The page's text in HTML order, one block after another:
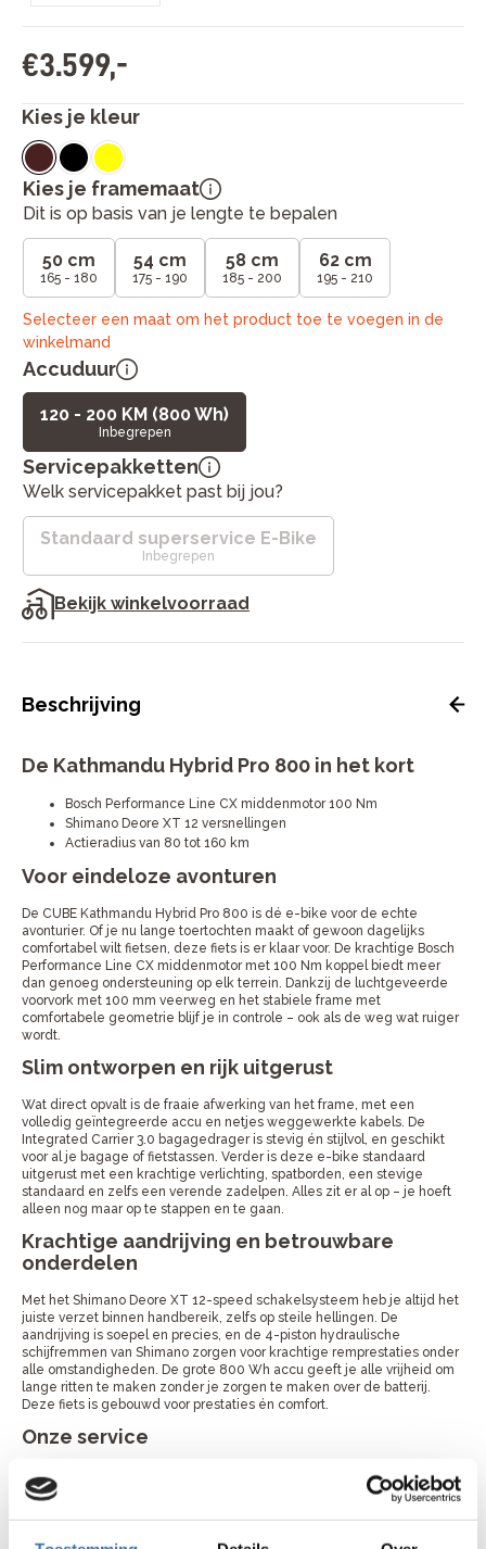
Kies je kleur
Kies je framemaat
Dit is op basis van je lengte te bepalen
50 cm
165 - 180
54 cm
175 - 190
58 cm
185 - 200
62 cm
195 - 210
Selecteer een maat om het product toe te voegen in de
winkelmand
Accuduur
120 - 200 KM (800 Wh)
Inbegrepen
Servicepakketten
Welk servicepakket past bij jou?
Standaard superservice E-Bike
Inbegrepen
Bekijk winkelvoorraad
€3.599,-
Beschrijving
De Kathmandu Hybrid Pro 800 in het kort
Bosch Performance Line CX middenmotor 100 Nm
Shimano Deore XT 12 versnellingen
Actieradius van 80 tot 160 km
Voor eindeloze avonturen
De CUBE Kathmandu Hybrid Pro 800 is dé e-bike voor de echte
avonturier. Of je nu lange toertochten maakt of gewoon dagelijks
comfortabel wilt fietsen, deze fiets is er klaar voor. De krachtige Bosch
Performance Line CX middenmotor met 100 Nm koppel biedt meer
dan genoeg ondersteuning op elk terrein. Dankzij de luchtgeveerde
voorvork met 100 mm veerweg en het stabiele frame met
comfortabele geometrie blijf je in controle – ook als de weg wat ruiger
wordt.
Slim ontworpen en rijk uitgerust
Wat direct opvalt is de fraaie afwerking van het frame, met een
volledig geïntegreerde accu en netjes weggewerkte kabels. De
Integrated Carrier 3.0 bagagedrager is stevig én stijlvol, en geschikt
voor al je bagage of fietstassen. Verder is deze e-bike standaard
uitgerust met een krachtige verlichting, spatborden, een stevige
standaard en zelfs een verende zadelpen. Alles zit er al op – je hoeft
alleen nog maar op te stappen en te gaan.
Krachtige aandrijving en betrouwbare
onderdelen
Met het Shimano Deore XT 12-speed schakelsysteem heb je altijd het
juiste verzet binnen handbereik, zelfs op steile hellingen. De
aandrijving is soepel en precies, en de 4-piston hydraulische
schijfremmen van Shimano zorgen voor krachtige remprestaties onder
alle omstandigheden. De grote 800 Wh accu geeft je alle vrijheid om
lange ritten te maken zonder je zorgen te maken over de batterij.
Deze fiets is gebouwd voor prestaties én comfort.
Onze service
Wij vinden het belangrijk dat jij de juiste fiets uitkiest. Heb je hulp
nodig met het maken van een keuze? Neem dan contact met ons op
ophalen of komen we hem bij je thuis bezorgen.